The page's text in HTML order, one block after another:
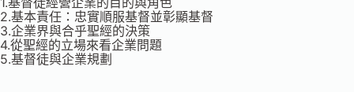
2.基本責任：忠實順服基督並彰顯基督
3.企業界與合乎聖經的決策
4.從聖經的立場來看企業問題
5.基督徒與企業規劃